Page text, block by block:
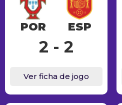
POR ESP
2 - 2
Ver ficha de jogo